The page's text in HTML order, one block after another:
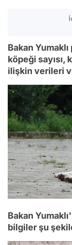
Bakan Yumaklı
köpeği sayısı,
ilişkin verileri
Bakan
bilgiler şu